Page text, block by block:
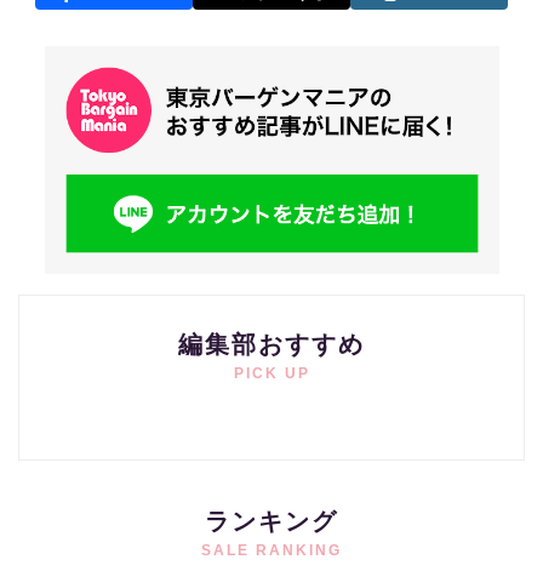
編集部おすすめ
PICK UP
ランキング
SALE RANKING